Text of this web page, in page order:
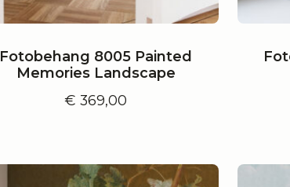
Fotobehang 8005 Painted
Memories Landscape
€ 369,00